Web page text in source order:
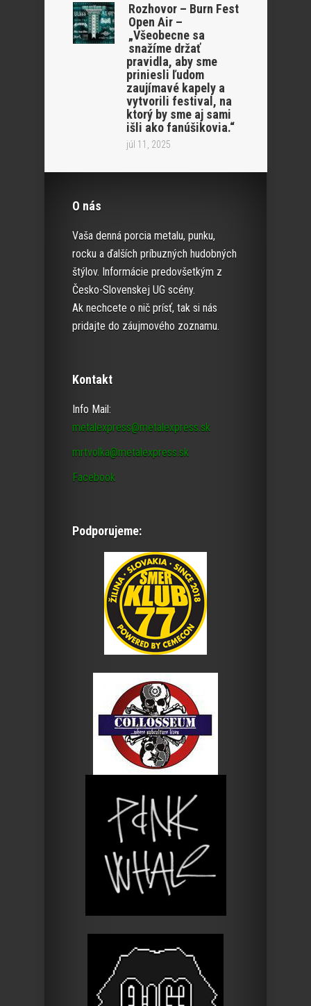
Rozhovor – Burn Fest
Open Air –
„Všeobecne sa
snažíme držať
pravidla, aby sme
priniesli ľudom
zaujímavé kapely a
vytvorili festival, na
ktorý by sme aj sami
išli ako fanúšikovia.“
júl 11, 2025
O nás
Vaša denná porcia metalu, punku,
rocku a ďalších príbuzných hudobných
štýlov. Informácie predovšetkým z
Česko-Slovenskej UG scény.
Ak nechcete o nič prísť, tak si nás
pridajte do záujmového zoznamu.
Kontakt
Info Mail:
metalexpress@metalexpress.sk
mrtvolka@metalexpress.sk
Facebook
Podporujeme: